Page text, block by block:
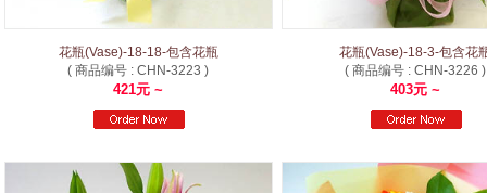
花瓶(Vase)-18-18-包含花瓶
( 商品编号 : CHN-3223 )
421元 ~
花瓶(Vase)-18-3-包含花
( 商品编号 : CHN-3226 )
403元 ~